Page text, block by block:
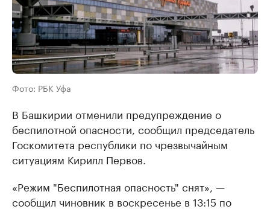
Фото: РБК Уфа
В Башкирии отменили предупреждение о
беспилотной опасности, сообщил председатель
Госкомитета республики по чрезвычайным
ситуациям Кирилл Первов.
«Режим "Беспилотная опасность" снят», —
сообщил чиновник в воскресенье в 13:15 по